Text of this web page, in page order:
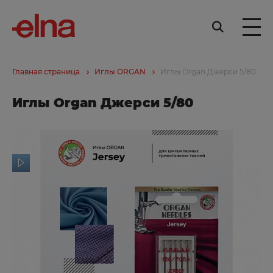
Главная страница Иглы ORGAN Иглы Organ Джерси 5/80
Иглы Organ Джерси 5/80